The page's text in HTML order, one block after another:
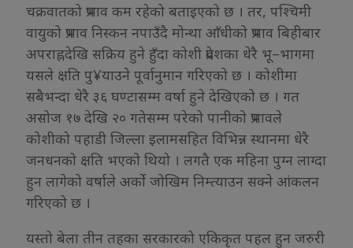
चक्रवातको प्रभाव कम रहेको बताइएको छ । तर, पश्चिमी
वायुको प्रभाव निस्कन नपाउँदै मोन्था आँधीको प्रभाव बिहीबार
अपराह्नदेखि सक्रिय हुने हुँदा कोशी प्रदेशका धेरै भू–भागमा
यसले क्षति पु¥याउने पूर्वानुमान गरिएको छ । कोशीमा
सबैभन्दा धेरै ३६ घण्टासम्म वर्षा हुने देखिएको छ । गत
असोज १७ देखि २० गतेसम्म परेको पानीको प्रभावले
कोशीको पहाडी जिल्ला इलामसहित विभिन्न स्थानमा धेरै
जनधनको क्षति भएको थियो । लगतै एक महिना पुग्न लाग्दा
हुन लागेको वर्षाले अर्को जोखिम निम्त्याउन सक्ने आंकलन
गरिएको छ ।
यस्तो बेला तीन तहका सरकारको एकिकृत पहल हुन जरुरी